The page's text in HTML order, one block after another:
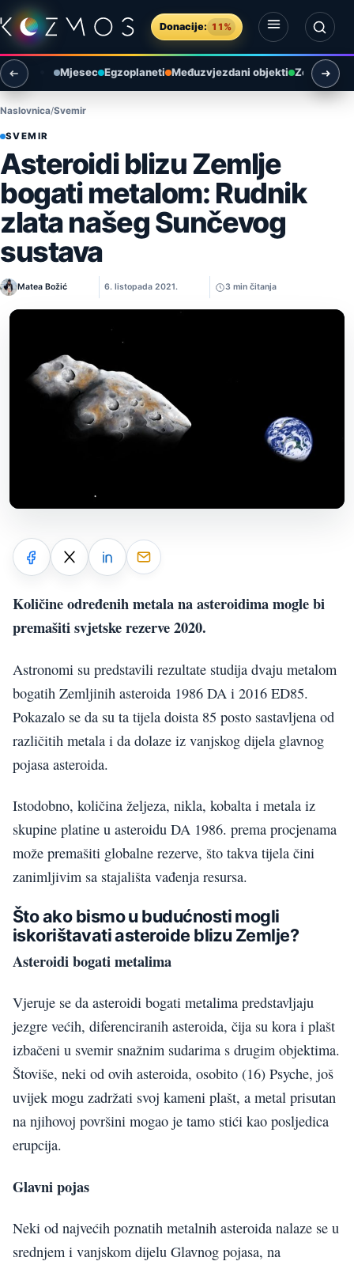
Preskoči na sadržaj
Donacije: 11%
Otvori izbornik
Otvori pretragu
Mjesec Egzoplaneti Međuzvjezdani objekti Zemlja i
Naslovnica Svemir
SVEMIR
Asteroidi blizu Zemlje
bogati metalom: Rudnik
zlata našeg Sunčevog
sustava
Matea Božić 6. listopada 2021. 3 min čitanja
Količine određenih metala na asteroidima mogle bi
premašiti svjetske rezerve 2020.
Astronomi su predstavili rezultate studija dvaju metalom
bogatih Zemljinih asteroida 1986 DA i 2016 ED85.
Pokazalo se da su ta tijela doista 85 posto sastavljena od
različitih metala i da dolaze iz vanjskog dijela glavnog
pojasa asteroida.
Istodobno, količina željeza, nikla, kobalta i metala iz
skupine platine u asteroidu DA 1986. prema procjenama
može premašiti globalne rezerve, što takva tijela čini
zanimljivim sa stajališta vađenja resursa.
Što ako bismo u budućnosti mogli
iskorištavati asteroide blizu Zemlje?
Asteroidi bogati metalima
Vjeruje se da asteroidi bogati metalima predstavljaju
jezgre većih, diferenciranih asteroida, čija su kora i plašt
izbačeni u svemir snažnim sudarima s drugim objektima.
Štoviše, neki od ovih asteroida, osobito (16) Psyche, još
uvijek mogu zadržati svoj kameni plašt, a metal prisutan
na njihovoj površini mogao je tamo stići kao posljedica
erupcija.
Glavni pojas
Neki od najvećih poznatih metalnih asteroida nalaze se u
srednjem i vanjskom dijelu Glavnog pojasa, na